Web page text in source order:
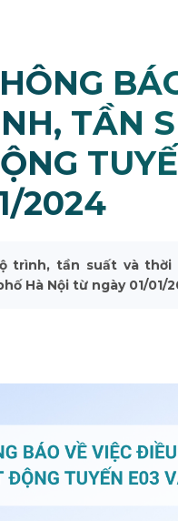
TẦN
2024
trình, tần suất và
Hà Nội từ ngày 01/01/